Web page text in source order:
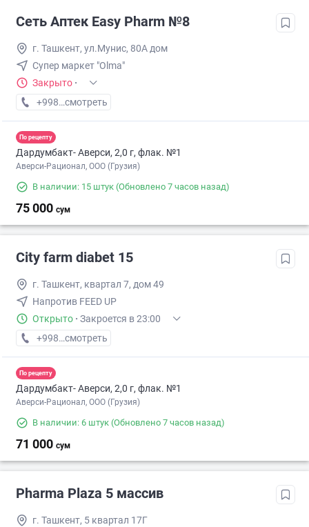
Сеть Аптек Easy Pharm №8
г. Ташкент, ул.Мунис, 80А дом
Супер маркет "Olma"
Закрыто ·
+998 (70) XXX-XX-XX
смотреть
По рецепту
Дардумбакт- Аверси, 2,0 г, флак. №1
Аверси-Рационал, ООО (Грузия)
В наличии: 15 штук (Обновлено 7 часов назад)
75 000 сум
City farm diabet 15
г. Ташкент, квартал 7, дом 49
Напротив FEED UP
Открыто · Закроется в 23:00
+998 (50) XXX-XX-XX
смотреть
По рецепту
Дардумбакт- Аверси, 2,0 г, флак. №1
Аверси-Рационал, ООО (Грузия)
В наличии: 6 штук (Обновлено 7 часов назад)
71 000 сум
Pharma Plaza 5 массив
г. Ташкент, 5 квартал 17Г